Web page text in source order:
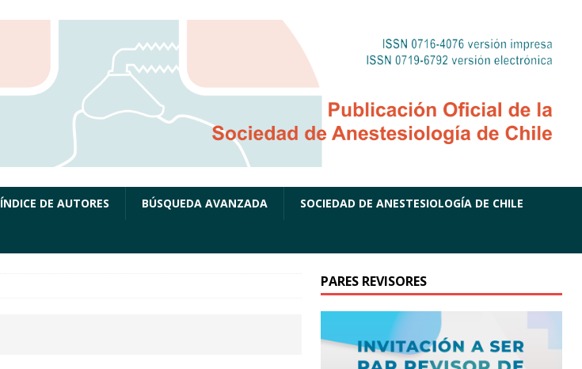
ÍNDICE DE AUTORES BÚSQUEDA AVANZADA SOCIEDAD DE ANESTESIOLOGÍA DE CHILE
PARES REVISORES